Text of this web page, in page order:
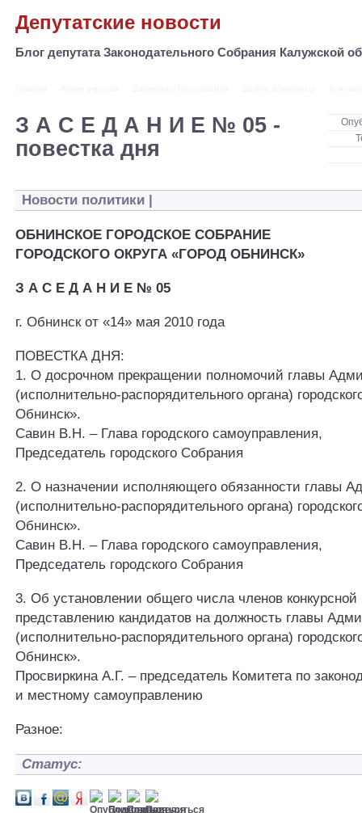
Депутатские новости
Блог депутата Законодательного Собрания Калужской
З А С Е Д А Н И Е № 05 -
повестка дня
Новости политики |
ОБНИНСКОЕ ГОРОДСКОЕ СОБРАНИЕ
ГОРОДСКОГО ОКРУГА «ГОРОД ОБНИНСК»
З А С Е Д А Н И Е № 05
г. Обнинск от «14» мая 2010 года
ПОВЕСТКА ДНЯ:
1. О досрочном прекращении полномочий главы
(исполнительно-распорядительного органа)
Обнинск».
Савин В.Н. – Глава городского самоуправления,
Председатель городского Собрания
2. О назначении исполняющего обязанности главы
(исполнительно-распорядительного органа)
Обнинск».
Савин В.Н. – Глава городского самоуправления,
Председатель городского Собрания
3. Об установлении общего числа членов
представлению кандидатов на должность главы
(исполнительно-распорядительного органа)
Обнинск».
Просвиркина А.Г. – председатель Комитета по
и местному самоуправлению
Разное:
Статус: